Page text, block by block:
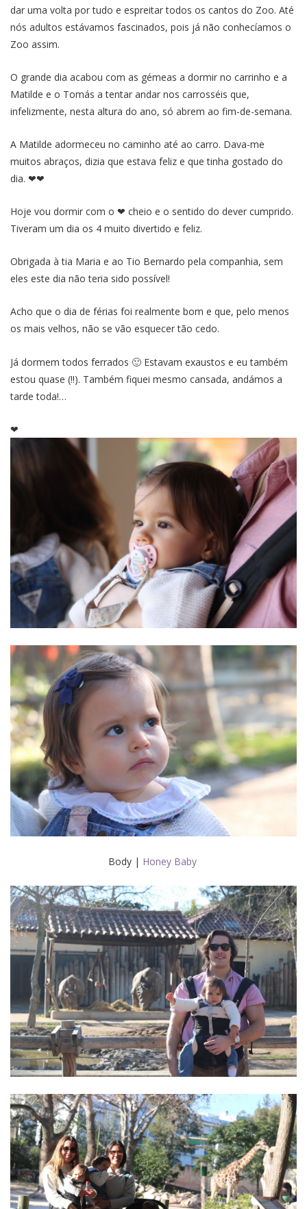
dar uma volta por tudo e espreitar todos os cantos do Zoo. Até
nós adultos estávamos fascinados, pois já não conhecíamos o
Zoo assim.
O grande dia acabou com as gémeas a dormir no carrinho e a
Matilde e o Tomás a tentar andar nos carrosséis que,
infelizmente, nesta altura do ano, só abrem ao fim-de-semana.
A Matilde adormeceu no caminho até ao carro. Dava-me
muitos abraços, dizia que estava feliz e que tinha gostado do
dia. ❤❤
Hoje vou dormir com o ❤ cheio e o sentido do dever cumprido.
Tiveram um dia os 4 muito divertido e feliz.
Obrigada à tia Maria e ao Tio Bernardo pela companhia, sem
eles este dia não teria sido possível!
Acho que o dia de férias foi realmente bom e que, pelo menos
os mais velhos, não se vão esquecer tão cedo.
Já dormem todos ferrados 🙂 Estavam exaustos e eu também
estou quase (!!). Também fiquei mesmo cansada, andámos a
tarde toda!…
❤
Body | Honey Baby